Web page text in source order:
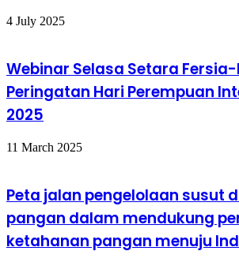
4 July 2025
Webinar Selasa Setara
Peringatan Hari Perempuan
2025
11 March 2025
Peta jalan pengelolaan susut
pangan dalam mendukung
ketahanan pangan menuju